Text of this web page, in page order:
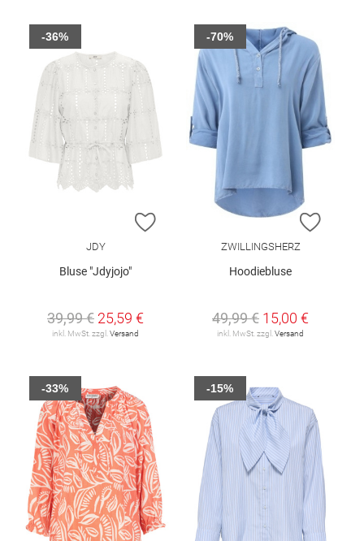
ZUR WUNSCHLISTE HINZUFÜGEN
JDY
Bluse "Jdyjojo"
39,99 € 25,59 €
inkl. MwSt. zzgl. Versand
-36%
ZUR
ZWILLINGSHERZ
Hoodiebluse
49,99 € 15,00 €
inkl. MwSt. zzgl. Versand
-70%
-33% -15%